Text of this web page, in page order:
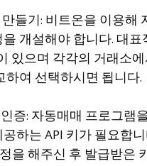
만들기: 비트온을 이용해
개설해야 합니다. 대
있으며 각각의 거래소
하여 선택하시면 됩니다.
증: 자동매매 프로그램
하는 API 키가 필요합
을 해주신 후 발급받은